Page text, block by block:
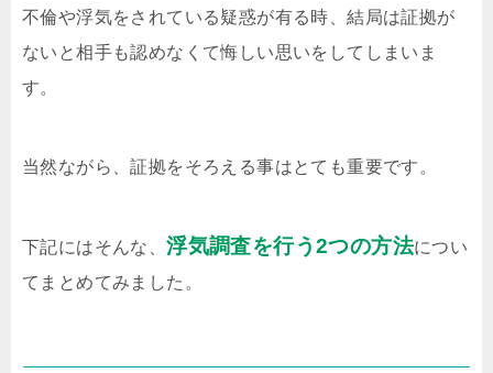
不倫や浮気をされている疑惑が有る時、結局は証拠が
ないと相手も認めなくて悔しい思いをしてしまいま
す。
当然ながら、証拠をそろえる事はとても重要です。
下記にはそんな、浮気調査を行う2つの方法につい
てまとめてみました。